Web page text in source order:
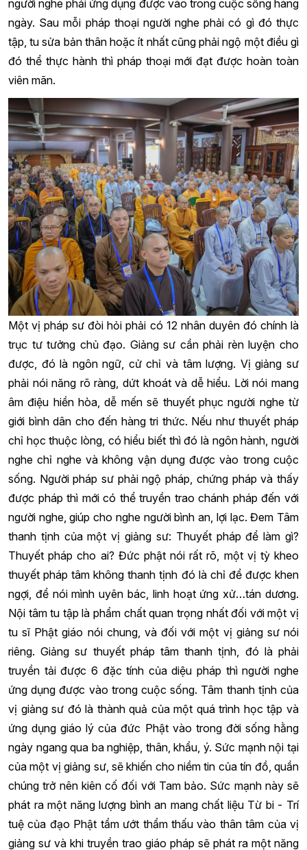
người nghe phải ứng dụng được vào trong cuộc sống hàng
ngày. Sau mỗi pháp thoại người nghe phải có gì đó thực
tập, tu sửa bản thân hoặc ít nhất cũng phải ngộ một điều gì
đó thể thực hành thì pháp thoại mới đạt được hoàn toàn
viên mãn.
Một vị pháp sư đòi hỏi phải có 12 nhân duyên đó chính là
trục tư tưởng chủ đạo. Giảng sư cần phải rèn luyện cho
được, đó là ngôn ngữ, cử chỉ và tâm lượng. Vị giảng sư
phải nói năng rõ ràng, dứt khoát và dễ hiểu. Lời nói mang
âm điệu hiền hòa, dễ mến sẽ thuyết phục người nghe từ
giới bình dân cho đến hàng tri thức. Nếu như thuyết pháp
chỉ học thuộc lòng, có hiểu biết thì đó là ngôn hành, người
nghe chỉ nghe và không vận dụng được vào trong cuộc
sống. Người pháp sư phải ngộ pháp, chứng pháp và thấy
được pháp thì mới có thể truyền trao chánh pháp đến với
người nghe, giúp cho nghe người bình an, lợi lạc. Đem Tâm
thanh tịnh của một vị giảng sư: Thuyết pháp để làm gì?
Thuyết pháp cho ai? Đức phật nói rất rõ, một vị tỳ kheo
thuyết pháp tâm không thanh tịnh đó là chỉ để được khen
ngợi, để nói mình uyên bác, linh hoạt ứng xử…tán dương.
Nội tâm tu tập là phẩm chất quan trọng nhất đối với một vị
tu sĩ Phật giáo nói chung, và đối với một vị giảng sư nói
riêng. Giảng sư thuyết pháp tâm thanh tịnh, đó là phải
truyền tải được 6 đặc tính của diệu pháp thì người nghe
ứng dụng được vào trong cuộc sống. Tâm thanh tịnh của
vị giảng sư đó là thành quả của một quá trình học tập và
ứng dụng giáo lý của đức Phật vào trong đời sống hằng
ngày ngang qua ba nghiệp, thân, khẩu, ý. Sức mạnh nội tại
của một vị giảng sư, sẽ khiến cho niềm tin của tín đồ, quần
chúng trở nên kiên cố đối với Tam bảo. Sức mạnh này sẽ
phát ra một năng lượng bình an mang chất liệu Từ bi - Trí
tuệ của đạo Phật tẩm ướt thẩm thấu vào thân tâm của vị
giảng sư và khi truyền trao giáo pháp sẽ phát ra một năng